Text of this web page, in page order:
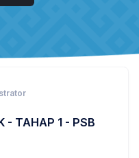
- TAHAP 1 - PSB